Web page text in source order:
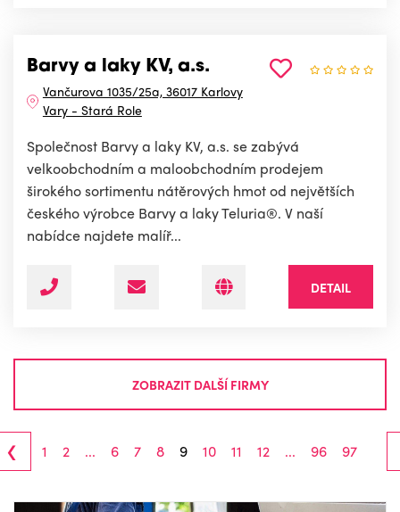
Barvy a laky KV, a.s.
Vančurova 1035/25a, 36017 Karlovy
Vary - Stará Role
Společnost Barvy a laky KV, a.s. se zabývá
velkoobchodním a maloobchodním prodejem
širokého sortimentu nátěrových hmot od největších
českého výrobce Barvy a laky Teluria®. V naší
nabídce najdete malíř...
DETAIL
ZOBRAZIT DALŠÍ FIRMY
‹ 1 2 ... 6 7 8 9 10 11 12 ... 96 97